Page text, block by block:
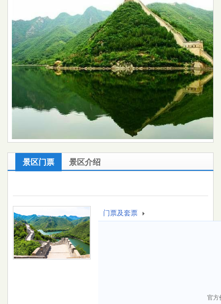
景区门票 景区介绍
门票及套票
官方